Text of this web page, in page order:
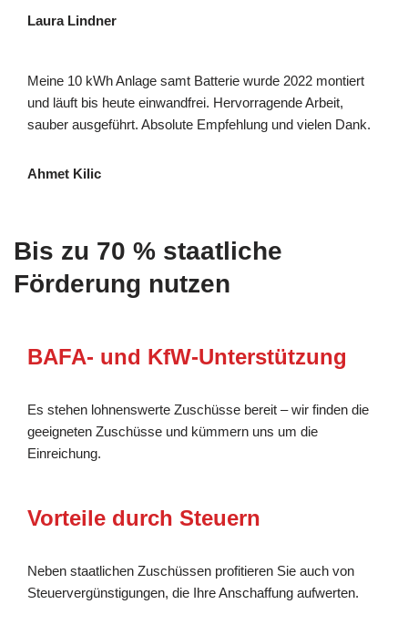
Laura Lindner
Meine 10 kWh Anlage samt Batterie wurde 2022 montiert
und läuft bis heute einwandfrei. Hervorragende Arbeit,
sauber ausgeführt. Absolute Empfehlung und vielen Dank.
Ahmet Kilic
Bis zu 70 % staatliche
Förderung nutzen
BAFA- und KfW-Unterstützung
Es stehen lohnenswerte Zuschüsse bereit – wir finden die
geeigneten Zuschüsse und kümmern uns um die
Einreichung.
Vorteile durch Steuern
Neben staatlichen Zuschüssen profitieren Sie auch von
Steuervergünstigungen, die Ihre Anschaffung aufwerten.